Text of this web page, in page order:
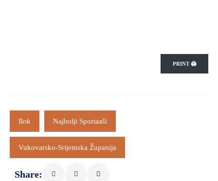
PRINT 🖨
Ilok Najbolji Sportaaši
Vukovarsko-Srijemska Županija
Share: